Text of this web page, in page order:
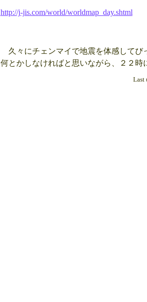
http://j-jis.com/world/worldmap_day.shtml
久々にチェンマイで地震を体感してび
何とかしなければと思いながら、２２時
Last